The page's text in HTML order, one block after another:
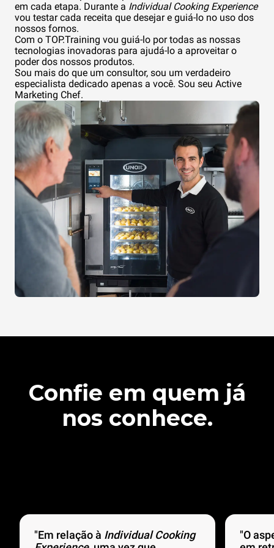
em cada etapa. Durante a Individual Cooking Experience
vou testar cada receita que desejar e guiá-lo no uso dos
nossos fornos.
Com o TOP.Training vou guiá-lo por todas as nossas
tecnologias inovadoras para ajudá-lo a aproveitar o
poder dos nossos produtos.
Sou mais do que um consultor, sou um verdadeiro
especialista dedicado apenas a você. Sou seu Active
Marketing Chef.
Confie em quem já
nos conhece.
"Em relação à Individual Cooking
"O